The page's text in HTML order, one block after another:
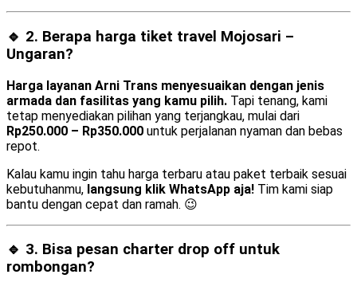
🔹 2. Berapa harga tiket travel Mojosari –
Ungaran?
Harga layanan Arni Trans menyesuaikan dengan jenis
armada dan fasilitas yang kamu pilih. Tapi tenang, kami
tetap menyediakan pilihan yang terjangkau, mulai dari
Rp250.000 – Rp350.000 untuk perjalanan nyaman dan bebas
repot.
Kalau kamu ingin tahu harga terbaru atau paket terbaik sesuai
kebutuhanmu, langsung klik WhatsApp aja! Tim kami siap
bantu dengan cepat dan ramah. 😉
🔹 3. Bisa pesan charter drop off untuk
rombongan?